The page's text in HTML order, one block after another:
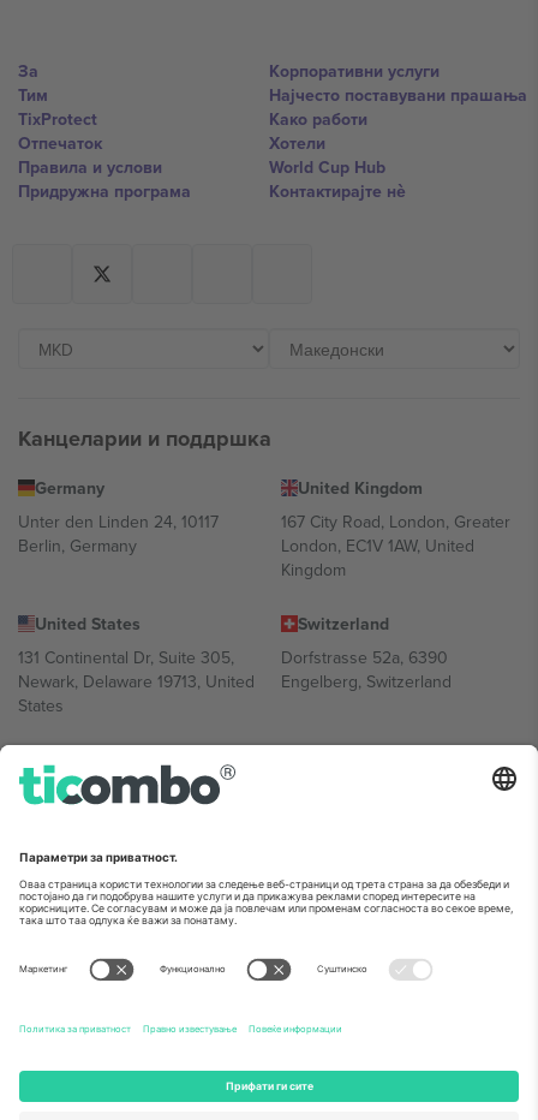
За
Тим
TixProtect
Отпечаток
Правила и услови
Придружна програма
Корпоративни услуги
Најчесто поставувани прашања
Како работи
Хотели
World Cup Hub
Контактирајте нѐ
Канцеларии и поддршка
Germany
Unter den Linden 24, 10117
Berlin, Germany
United Kingdom
167 City Road, London, Greater
London, EC1V 1AW, United
Kingdom
United States
131 Continental Dr, Suite 305,
Newark, Delaware 19713, United
States
Switzerland
Dorfstrasse 52a, 6390
Engelberg, Switzerland
Bulgaria
Regus Sofia City West, bul
UAE Dubai Silicon Oasis, DDP
Mexico
Av Chapultepec 360, Roma
Norte, Cuauhtémoc, 06700
Ciudad de México, CDMX,
разликува во зависност од локацијата, настанот и/или доменот.
За детали, проверете ја конкретната страница на настанот.,